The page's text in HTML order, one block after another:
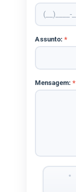
Assunto:*
Mensagem:*